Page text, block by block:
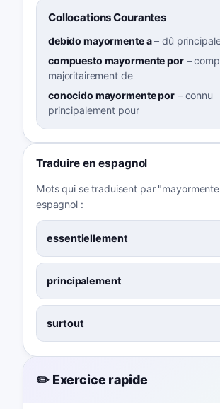
Collocations Courantes
debido mayormente a–dû
compuesto mayormente por–
majoritairement de
conocido mayormente por– connu
principalement pour
Traduire en espagnol
Mots qui se traduisent par
espagnol :
essentiellement
principalement
surtout
✏️ Exercice rapide